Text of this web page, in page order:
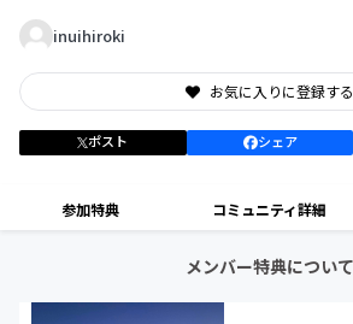
inuihiroki
お気に入りに登録する
ポスト シェア
参加特典 コミュニティ詳細
メンバー特典について